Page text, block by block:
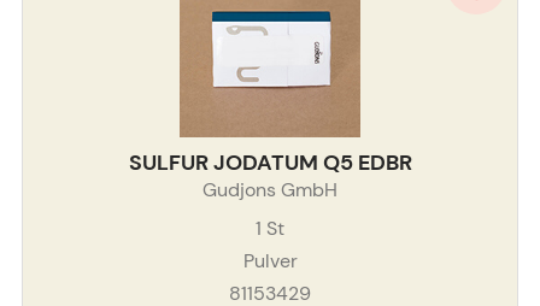
SULFUR JODATUM Q5 EDBR
Gudjons GmbH
1 St
Pulver
81153429